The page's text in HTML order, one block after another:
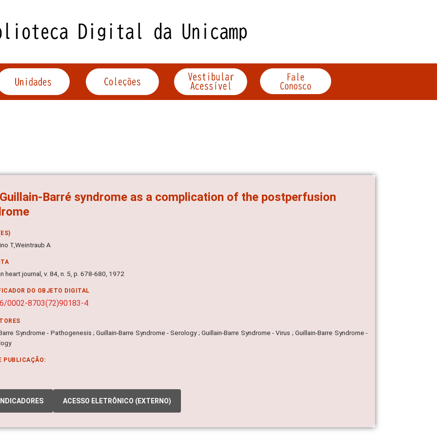
Barré syndrome as a complication of the postperfusion
T,Weintraub A
heart journal, v. 84, n. 5, p. 678-680, 1972
DO OBJETO DIGITAL
0002-8703(72)90183-4
Syndrome - Pathogenesis ; Guillain-Barre Syndrome - Serology ; Guillain-Barre Syndrome - Virus ; Guillain-Barre Syndrome -
PUBLICAÇÃO:
INDICADORES ACESSO ELETRÔNICO (EXTERNO)